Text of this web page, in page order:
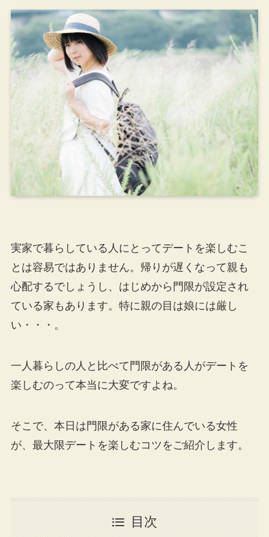
実家で暮らしている人にとってデートを楽しむこ
とは容易ではありません。帰りが遅くなって親も
心配するでしょうし、はじめから門限が設定され
ている家もあります。特に親の目は娘には厳し
い・・・。
一人暮らしの人と比べて門限がある人がデートを
楽しむのって本当に大変ですよね。
そこで、本日は門限がある家に住んでいる女性
が、最大限デートを楽しむコツをご紹介します。
目次